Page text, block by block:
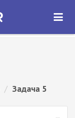
ОТКРЫТЬ
/ Задача 5